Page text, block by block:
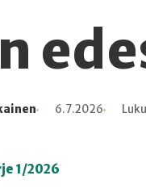
6.7.2026
1/2026